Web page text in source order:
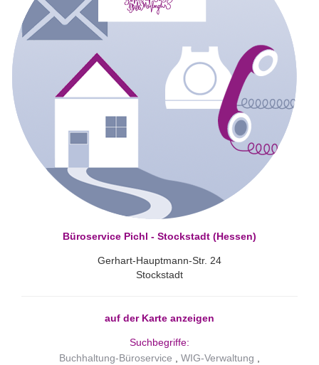
Büroservice Pichl - Stockstadt (Hessen)
Gerhart-Hauptmann-Str. 24
Stockstadt
auf der Karte anzeigen
Suchbegriffe:
Buchhaltung-Büroservice
WIG-Verwaltung